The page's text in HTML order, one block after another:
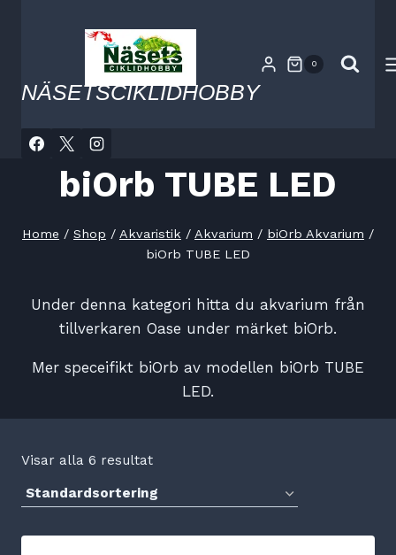
NÄSETSCIKLIDHOBBY
0
biOrb TUBE LED
Home / Shop / Akvaristik / Akvarium / biOrb Akvarium /
biOrb TUBE LED
Under denna kategori hitta du akvarium från
tillverkaren Oase under märket biOrb.
Mer speceifikt biOrb av modellen biOrb TUBE
LED.
Visar alla 6 resultat